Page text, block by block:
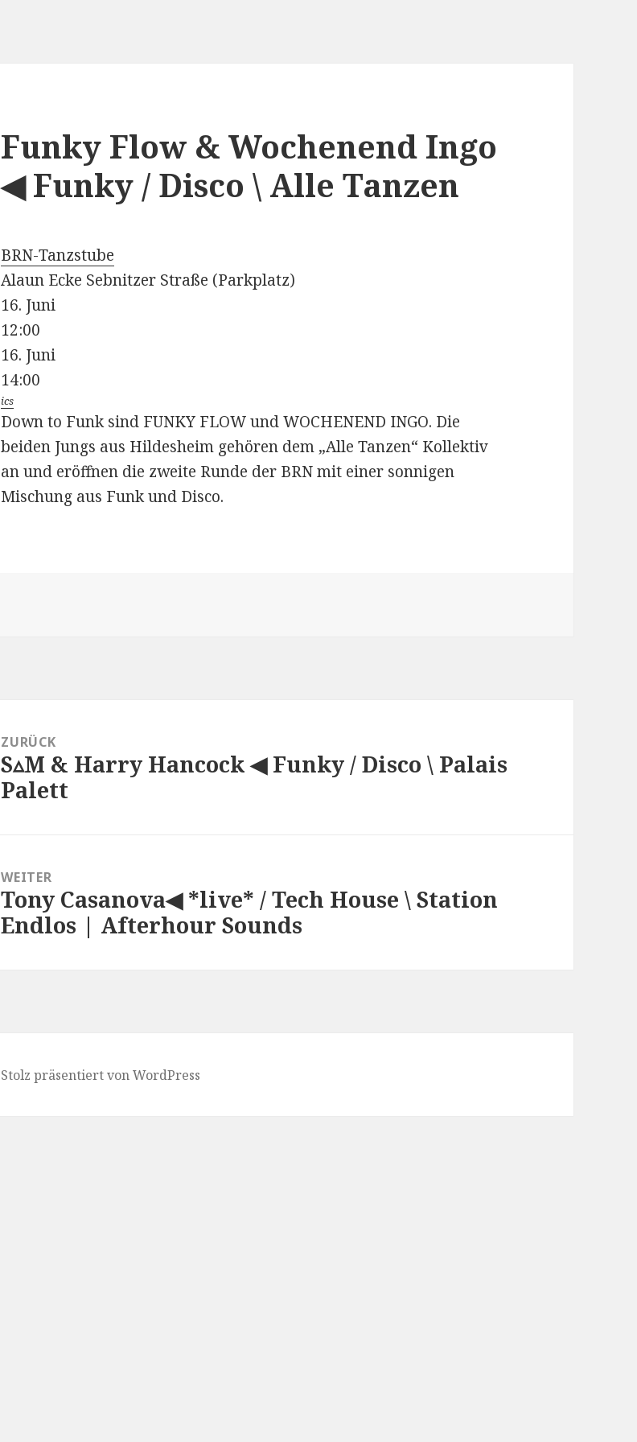
Funky Flow & Wochenend Ingo
◀ Funky / Disco \ Alle Tanzen
BRN-Tanzstube
Alaun Ecke Sebnitzer Straße (Parkplatz)
16. Juni
12:00
16. Juni
14:00
ics
Down to Funk sind FUNKY FLOW und WOCHENEND INGO. Die
beiden Jungs aus Hildesheim gehören dem „Alle Tanzen“ Kollektiv
an und eröffnen die zweite Runde der BRN mit einer sonnigen
Mischung aus Funk und Disco.
ZURÜCK
Vorheriger
Beitrag:
S▵M & Harry Hancock ◀ Funky / Disco \ Palais
Palett
WEITER
Nächster
Beitrag:
Tony Casanova◀ *live* / Tech House \ Station
Endlos | Afterhour Sounds
Stolz präsentiert von WordPress